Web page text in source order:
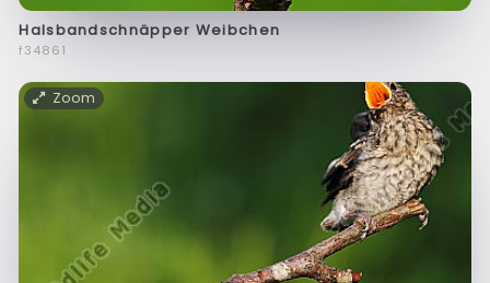
Halsbandschnäpper Weibchen
f34861
Zoom